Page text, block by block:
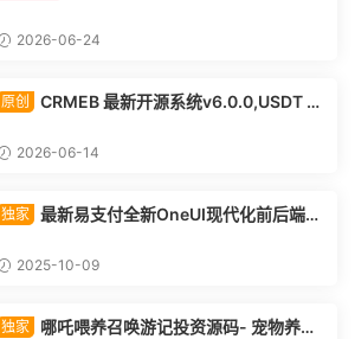
2026-06-24
原创
CRMEB 最新开源系统v6.0.0,USDT 支
2026-06-14
独家
最新易支付全新OneUI现代化前后端管
2025-10-09
独家
哪吒喂养召唤游记投资源码- 宠物养成